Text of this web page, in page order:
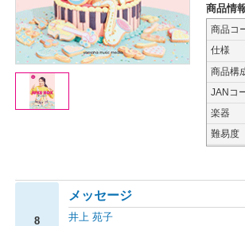
商品情
商品コ
仕様
商品構
JANコ
楽器
難易度
8
メッセージ
井上 苑子